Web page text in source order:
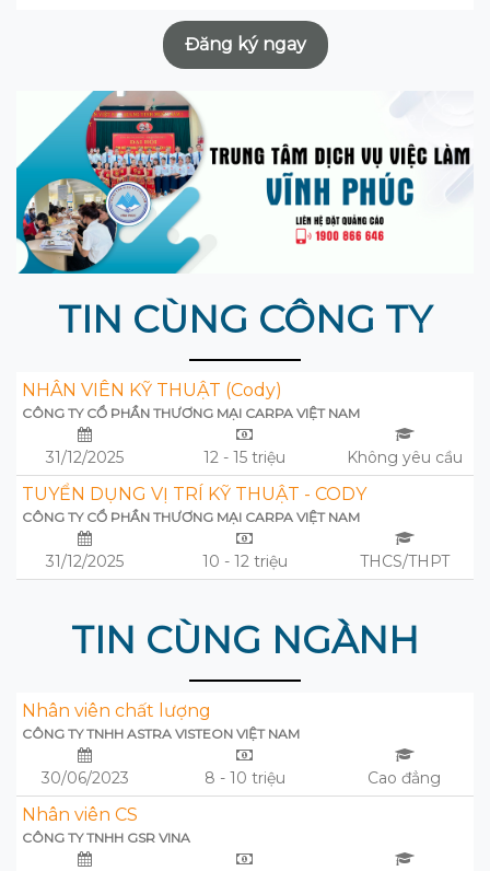
Đăng ký ngay
TIN CÙNG CÔNG TY
NHÂN VIÊN KỸ THUẬT (Cody)
CÔNG TY CỔ PHẦN THƯƠNG MẠI CARPA VIỆT NAM
31/12/2025 12 - 15 triệu Không yêu cầu
TUYỂN DỤNG VỊ TRÍ KỸ THUẬT - CODY
CÔNG TY CỔ PHẦN THƯƠNG MẠI CARPA VIỆT NAM
31/12/2025 10 - 12 triệu THCS/THPT
TIN CÙNG NGÀNH
Nhân viên chất lượng
CÔNG TY TNHH ASTRA VISTEON VIỆT NAM
30/06/2023 8 - 10 triệu Cao đẳng
Nhân viên CS
CÔNG TY TNHH GSR VINA